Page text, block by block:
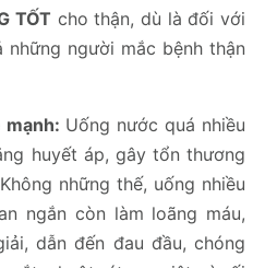
TỐT cho thận, dù là đối với
những người mắc bệnh thận
Uống nước quá nhiều
huyết áp, gây tổn thương
những thế, uống nhiều
ngắn còn làm loãng máu,
dẫn đến đau đầu, chóng